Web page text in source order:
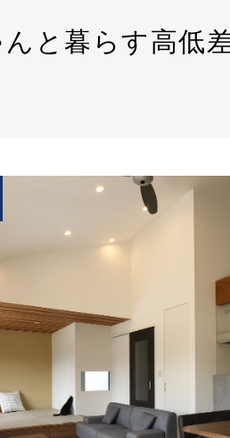
と暮らす高低